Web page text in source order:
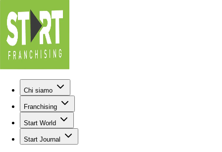
Chi siamo
Franchising
Start World
Start Journal